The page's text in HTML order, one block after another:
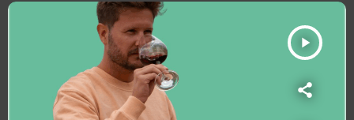
play_arrow